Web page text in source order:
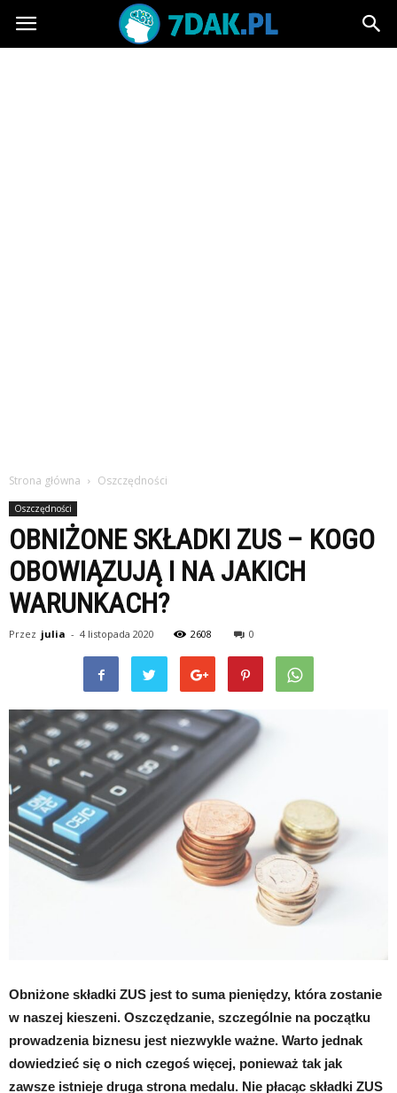
7dak.pl
Strona główna Oszczędności
Oszczędności
OBNIŻONE SKŁADKI ZUS – KOGO
OBOWIĄZUJĄ I NA JAKICH
WARUNKACH?
Przez julia - 4 listopada 2020 2608 0
Obniżone składki ZUS jest to suma pieniędzy, która zostanie
w naszej kieszeni. Oszczędzanie, szczególnie na początku
prowadzenia biznesu jest niezwykle ważne. Warto jednak
dowiedzieć się o nich czegoś więcej, ponieważ tak jak
zawsze istnieje druga strona medalu. Nie płacąc składki ZUS